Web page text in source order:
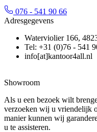
076 - 541 90 66
Adresgegevens
Waterviolier 166,
Tel: +31 (0)76 - 541
info[at]kantoor4all.nl
Showroom
Als u een bezoek wilt
verzoeken wij u vriendelijk
manier kunnen wij
u te assisteren.